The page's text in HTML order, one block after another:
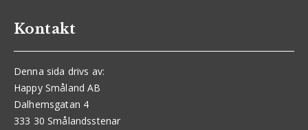
Kontakt
Denna sida drivs av:
Happy Småland AB
Dalhemsgatan 4
333 30 Smålandsstenar